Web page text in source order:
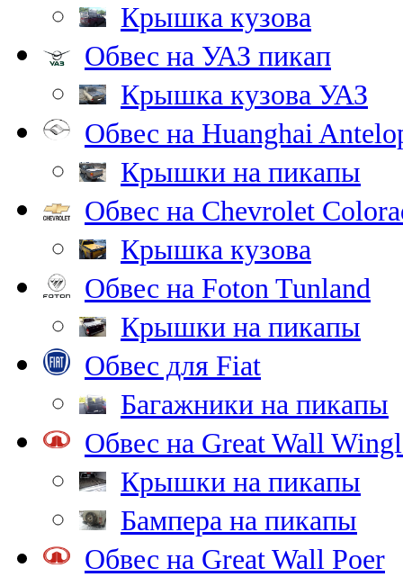
Крышка кузова
Обвес на УАЗ пикап
Крышка кузова УАЗ
Обвес на Huanghai
Крышки на пикапы
Обвес на Chevrolet
Крышка кузова
Обвес на Foton Tunland
Крышки на пикапы
Обвес для Fiat
Багажники на пикапы
Обвес на Great Wall
Крышки на пикапы
Бампера на пикапы
Обвес на Great Wall Poer